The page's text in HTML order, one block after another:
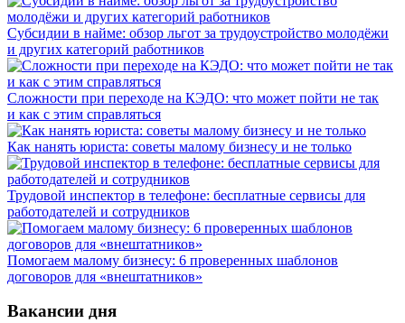
Субсидии в найме: обзор льгот за трудоустройство молодёжи
и других категорий работников
Сложности при переходе на КЭДО: что может пойти не так
и как с этим справляться
Как нанять юриста: советы малому бизнесу и не только
Трудовой инспектор в телефоне: бесплатные сервисы для
работодателей и сотрудников
Помогаем малому бизнесу: 6 проверенных шаблонов
договоров для «внештатников»
Вакансии дня